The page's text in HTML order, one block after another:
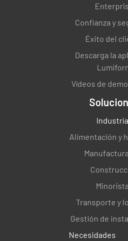
Confianza y
Éxito del
Descarga la
Vídeos de
Alimentación y
Transporte y
Gestión de
Necesidades